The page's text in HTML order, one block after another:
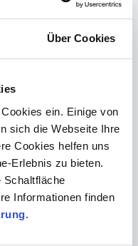
Über Cookies
ein. Einige von
sich die Webseite Ihre
Cookies helfen uns
Erlebnis zu bieten.
Schaltfläche
Informationen finden
.